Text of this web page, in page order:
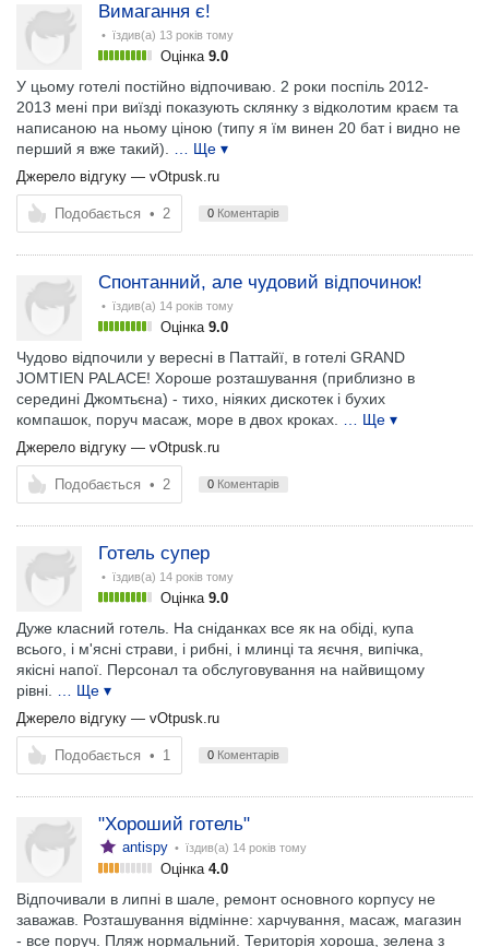
Вимагання є!
• їздив(а) 13 років тому
Оцінка 9.0
У цьому готелі постійно відпочиваю. 2 роки поспіль 2012-
2013 мені при виїзді показують склянку з відколотим краєм та
написаною на ньому ціною (типу я їм винен 20 бат і видно не
перший я вже такий).
… Ще ▾
Джерело відгуку — vOtpusk.ru
Подобається • 2 0 Коментарів
Спонтанний, але чудовий відпочинок!
• їздив(а) 14 років тому
Оцінка 9.0
Чудово відпочили у вересні в Паттайї, в готелі GRAND
JOMTIEN PALACE! Хороше розташування (приблизно в
середині Джомтьєна) - тихо, ніяких дискотек і бухих
компашок, поруч масаж, море в двох кроках.
… Ще ▾
Джерело відгуку — vOtpusk.ru
Подобається • 2 0 Коментарів
Готель супер
• їздив(а) 14 років тому
Оцінка 9.0
Дуже класний готель. На сніданках все як на обіді, купа
всього, і м'ясні страви, і рибні, і млинці та яєчня, випічка,
якісні напої. Персонал та обслуговування на найвищому
рівні.
… Ще ▾
Джерело відгуку — vOtpusk.ru
Подобається • 1 0 Коментарів
"Хороший готель"
antispy • їздив(а) 14 років тому
Оцінка 4.0
Відпочивали в липні в шале, ремонт основного корпусу не
заважав. Розташування відмінне: харчування, масаж, магазин
- все поруч. Пляж нормальний. Територія хороша, зелена з